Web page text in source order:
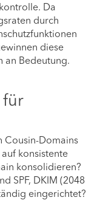
Da
durch
diese
an Bedeutung.
für
Cousin-Domains
konsistente
konsolidieren?
SPF, DKIM (2048
eingerichtet?